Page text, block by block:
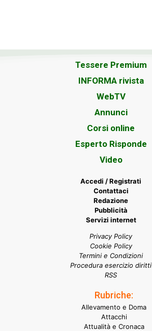
Tessere Premium
INFORMA rivista
WebTV
Annunci
Corsi online
Esperto Risponde
Video
Accedi / Registrati
Contattaci
Redazione
Pubblicità
Servizi internet
Privacy Policy
Cookie Policy
Termini e Condizioni
Procedura esercizio diritti
RSS
Rubriche:
Allevamento e Doma
Attacchi
Attualità e Cronaca